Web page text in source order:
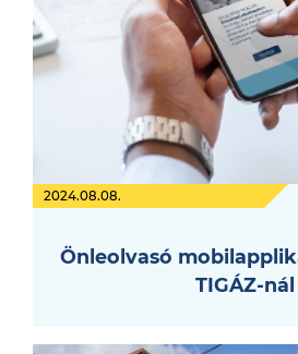
2024.08.08.
Önleolvasó
TIGÁZ-nál